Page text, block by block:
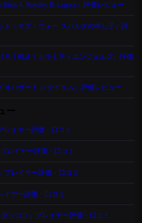
Sims 4: Royalty & Legacy』評価レビュー
ド・オブ・ウォー スパルタの申し子』評
ろ！戦え！カラミティエンジェルズ』評価
オハザード レクイエム』評価レビュー
レイヤー評価・口コミ
レイヤー評価・口コミ
プレイヤー評価・口コミ
イヤー評価・口コミ
ダッコフ』プレイヤー評価・口コミ